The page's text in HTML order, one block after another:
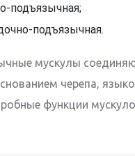
подъязычная;
подъязычная.
мускулы
черепа,
функции